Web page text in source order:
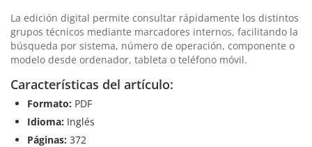
La edición digital permite consultar rápidamente los distintos
grupos técnicos mediante marcadores internos, facilitando la
búsqueda por sistema, número de operación, componente o
modelo desde ordenador, tableta o teléfono móvil.
Características del artículo:
Formato: PDF
Idioma: Inglés
Páginas: 372